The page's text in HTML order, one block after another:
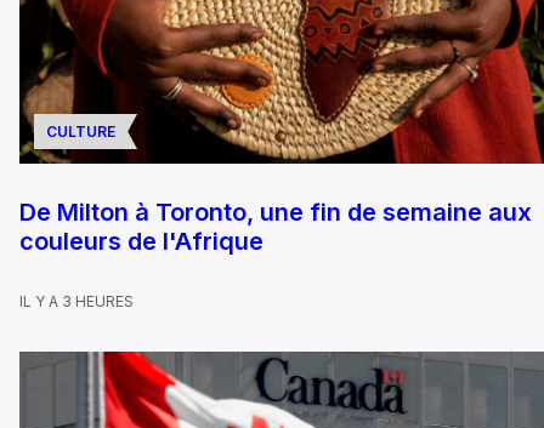
CULTURE
De Milton à Toronto, une fin de semaine aux
couleurs de l'Afrique
IL Y A 3 HEURES